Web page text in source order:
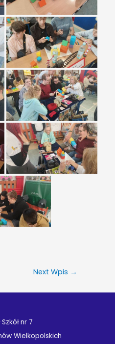
Next Wpis →
nr 7
Wielkopolskich